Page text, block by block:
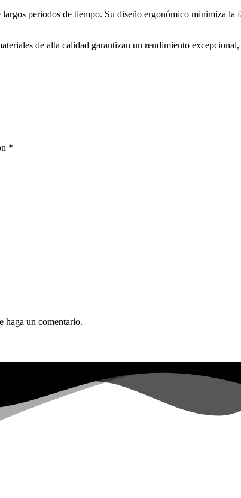
periodos de tiempo. Su diseño ergonómico minimiza la
de alta calidad garantizan un rendimiento
*
haga un comentario.